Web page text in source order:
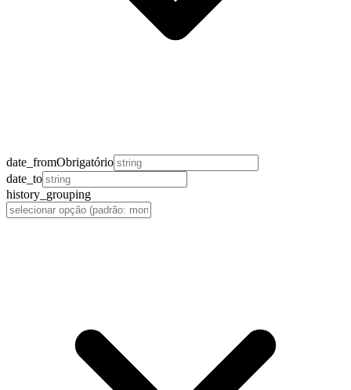
date_fromObrigatório
date_to
history_grouping